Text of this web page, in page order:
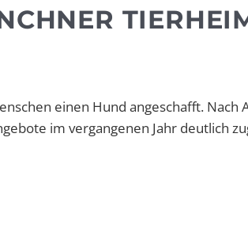
einen Hund angeschafft.
im vergangenen Jahr deutlich